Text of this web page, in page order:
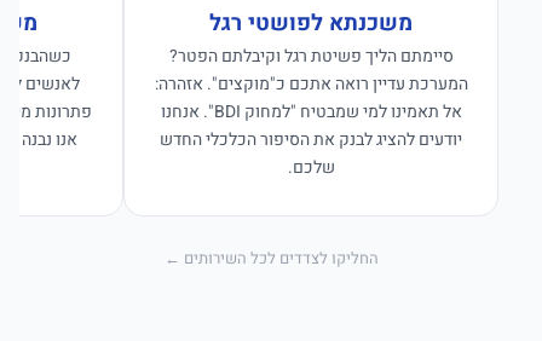
משכנתא לפושטי רגל
סיימתם הליך פשיטת רגל וקיבלתם הפטר?
המערכת עדיין רואה אתכם כ"מוקצים". אזהרה:
אל תאמינו למי שמבטיח "למחוק BDI". אנחנו
יודעים להציג לבנק את הסיפור הכלכלי החדש
שלכם.
לאנשים
פתרונות
אנו נבנה
החליקו לצדדים לכל השירותים ←